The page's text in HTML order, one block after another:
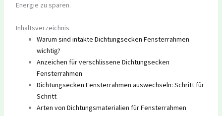
Energie zu sparen.
Inhaltsverzeichnis
Warum sind intakte Dichtungsecken Fensterrahmen
wichtig?
Anzeichen für verschlissene Dichtungsecken
Fensterrahmen
Dichtungsecken Fensterrahmen auswechseln: Schritt für
Schritt
Arten von Dichtungsmaterialien für Fensterrahmen